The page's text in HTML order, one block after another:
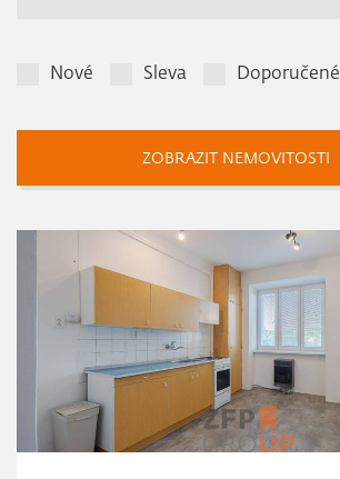
Nové Sleva Doporučené
ZOBRAZIT NEMOVITOSTI